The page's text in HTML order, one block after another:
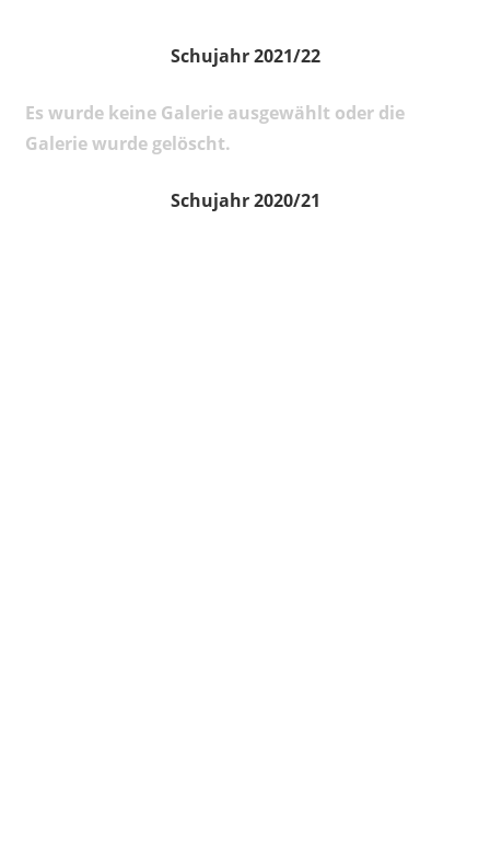
Schujahr 2021/22
Es wurde keine Galerie ausgewählt oder die
Galerie wurde gelöscht.
Schujahr 2020/21